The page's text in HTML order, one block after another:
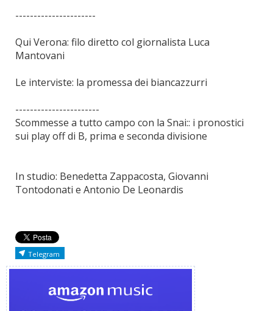
----------------------
Qui Verona: filo diretto col giornalista Luca
Mantovani
Le interviste: la promessa dei biancazzurri
-----------------------
Scommesse a tutto campo con la Snai:: i pronostici
sui play off di B, prima e seconda divisione
In studio: Benedetta Zappacosta, Giovanni
Tontodonati e Antonio De Leonardis
Telegram